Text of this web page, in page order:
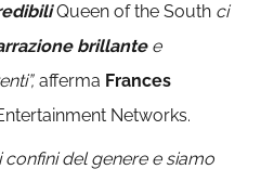
Queen of the South ci
brillantee
afferma Frances
Networks.
confini del genere e siamo